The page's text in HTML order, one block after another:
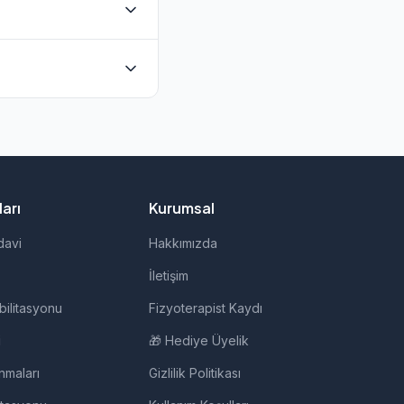
veya doğrudan
Kurumsal
Hakkımızda
İletişim
Fizyoterapist Kaydı
🎁 Hediye Üyelik
Gizlilik Politikası